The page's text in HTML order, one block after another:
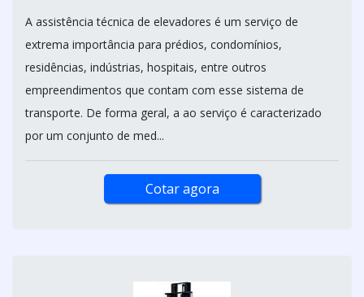
A assistência técnica de elevadores é um serviço de
extrema importância para prédios, condomínios,
residências, indústrias, hospitais, entre outros
empreendimentos que contam com esse sistema de
transporte. De forma geral, a ao serviço é caracterizado
por um conjunto de med...
Cotar agora